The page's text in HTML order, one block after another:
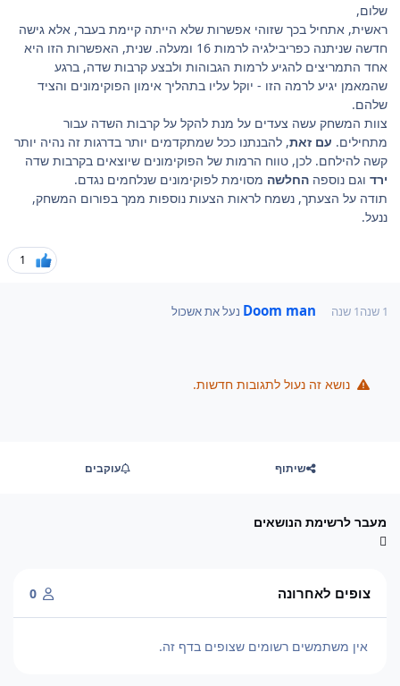
שלום,
ראשית, אתחיל בכך שזוהי אפשרות שלא הייתה קיימת בעבר, אלא גישה
חדשה שניתנה כפריבילגיה לרמות 16 ומעלה. שנית, האפשרות הזו היא
אחד התמריצים להגיע לרמות הגבוהות ולבצע קרבות שדה, ברגע
שהמאמן יגיע לרמה הזו - יוקל עליו בתהליך אימון הפוקימונים והציד
שלהם.
צוות המשחק עשה צעדים על מנת להקל על קרבות השדה עבור
מתחילים. עם זאת, להבנתנו ככל שמתקדמים יותר בדרגות זה נהיה יותר
קשה להילחם. לכן, טווח הרמות של הפוקימונים שיוצאים בקרבות שדה
ירד וגם נוספה החלשה מסוימת לפוקימונים שנלחמים נגדם.
תודה על הצעתך, נשמח לראות הצעות נוספות ממך בפורום המשחק,
ננעל.
1
1 שנה 1 שנה Doom man נעל את אשכול
נושא זה נעול לתגובות חדשות.
שיתוף עוקבים
מעבר לרשימת הנושאים
צופים לאחרונה 0
אין משתמשים רשומים שצופים בדף זה.